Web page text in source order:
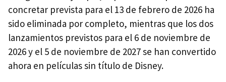
concretar prevista para el 13 de febrero de 2026 ha
sido eliminada por completo, mientras que los dos
lanzamientos previstos para el 6 de noviembre de
2026 y el 5 de noviembre de 2027 se han convertido
ahora en películas sin título de Disney.